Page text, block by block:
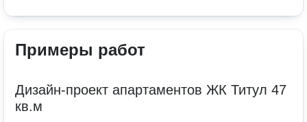
Примеры работ
Дизайн-проект апартаментов ЖК Титул 47
кв.м